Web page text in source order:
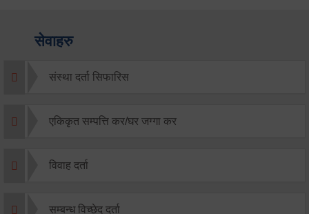
सेवाहरु
संस्था दर्ता सिफारिस
एकिकृत सम्पत्ति कर/घर जग्गा कर
विवाह दर्ता
सम्बन्ध विच्छेद दर्ता